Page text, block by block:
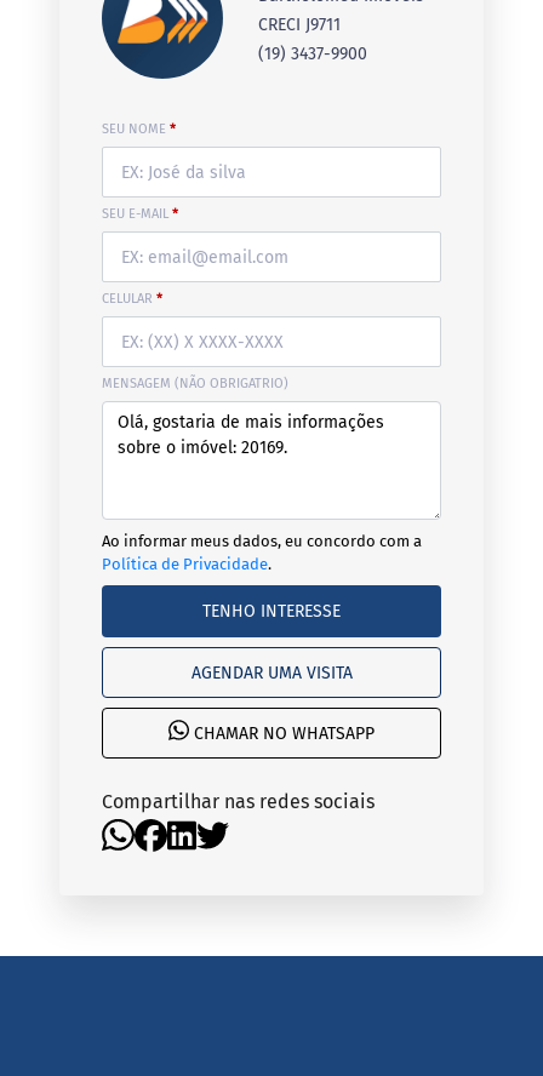
CRECI J9711
(19) 3437-9900
SEU NOME *
SEU E-MAIL *
CELULAR *
MENSAGEM (NÃO OBRIGATRIO)
Ao informar meus dados, eu concordo com a
Política de Privacidade.
TENHO INTERESSE
AGENDAR UMA VISITA
CHAMAR NO WHATSAPP
Compartilhar nas redes sociais